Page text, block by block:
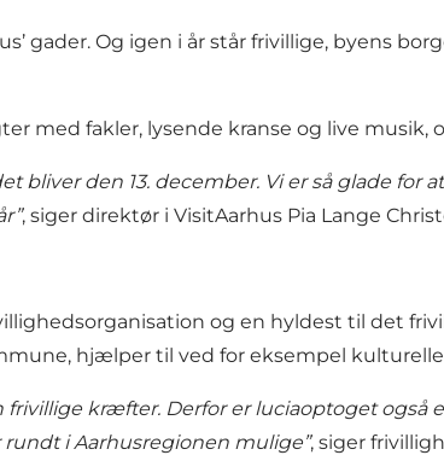
gader. Og igen i år står frivillige, byens
med fakler, lysende kranse og live
bliver den 13. december. Vi er så glade
, siger direktør i VisitAarhus Pia Lange
og en hyldest til det
hjælper til ved for eksempel
kræfter. Derfor er luciaoptoget
i Aarhusregionen mulige”, siger